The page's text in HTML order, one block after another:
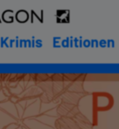
Krimis Editionen